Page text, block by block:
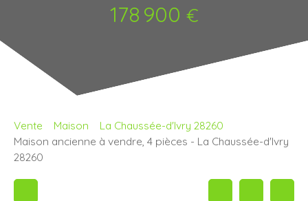
178 900 €
Vente Maison
La Chaussée-d'Ivry 28260
Maison ancienne à vendre, 4 pièces - La Chaussée-d'Ivry
28260